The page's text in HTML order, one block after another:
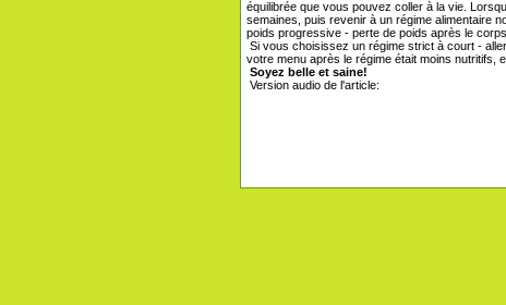
équilibrée que vous pouvez coller à la vie.
semaines, puis revenir à un régime alimentaire
poids progressive - perte de poids après le
Si vous choisissez un régime strict à court -
votre menu après le régime était moins nutritifs,
Soyez belle et saine!
Version audio de l'article: